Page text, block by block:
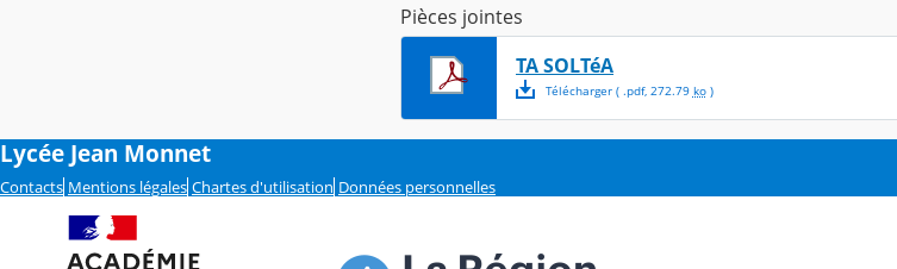
Pièces jointes
TA SOLTéA
Télécharger( .pdf, 272.79 ko)
Lycée Jean Monnet
Contacts Mentions légales Chartes d'utilisation Données personnelles